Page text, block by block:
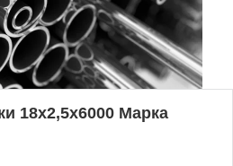
18х2,5х6000 Марка